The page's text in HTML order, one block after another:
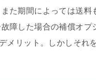
た期間によっては送料
障した場合の補償オプ
メリット。しかしそれ